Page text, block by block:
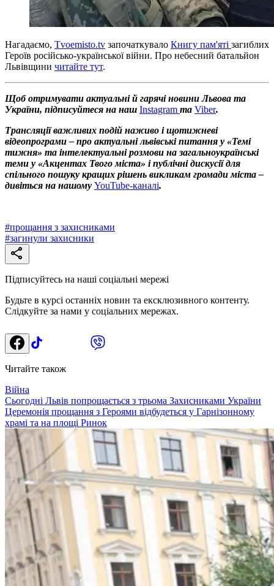
Нагадаємо, Тvoemisto.tv започаткувало Книгу пам'яті загиблих
Героїв російсько-української війни. Про небесний батальйон
Львівщини читайте тут.
Щоб отримувати актуальні й гарячі новини Львова та
України, підписуйтеся на наш Instagram та Viber.
Трансляції важливих подій наживо і щотижневі
відеопрограми – про актуальні львівські питання у «Темі
тижня» та інтелектуальні розмови на загальноукраїнські
теми у «Акцентах Твого міста» і публічні дискусії для
спільного пошуку кращих рішень викликам громади міста –
дивіться на нашому YouTube-каналі.
#прощання з захисниками
#загинули захисники
Підписуйтесь на наші соціальні мережі
Будьте в курсі останніх новин та ексклюзивного контенту.
Слідкуйте за нами у соціальних мережах.
Читайте також
Війна
Сьогодні Львів попрощається з трьома Захисниками України
Церемонія прощання з Героями відбудеться у Гарнізонному
храмі та на площі Ринок